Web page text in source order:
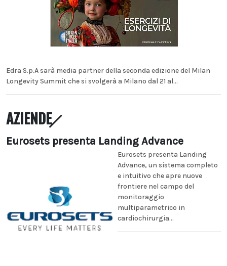
Edra S.p.A sarà media partner della seconda edizione del Milan
Longevity Summit che si svolgerà a Milano dal 21 al...
AZIENDE
Eurosets presenta Landing Advance
Eurosets presenta Landing
Advance, un sistema completo
e intuitivo che apre nuove
frontiere nel campo del
monitoraggio
multiparametrico in
cardiochirurgia...